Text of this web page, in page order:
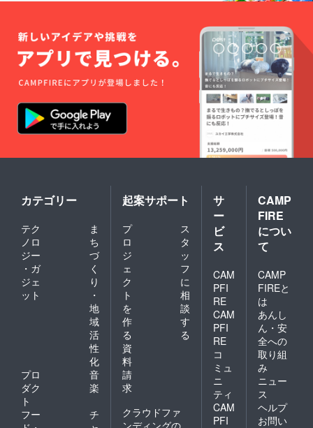
カテゴリー
テク
ノロ
ジー
・ガ
ジェ
ット
ま
ち
づ
く
り
・
地
域
活
性
化
プロ
ダク
ト
音
楽
フー
チ
起案サポート
プ
ロ
ジ
ェ
ク
ト
を
作
る
ス
タ
ッ
フ
に
相
談
す
る
資
料
請
求
クラウドファ
ンディングの
サ
ー
ビ
ス
CAM
PFI
RE
CAM
PFI
RE
コ
ミュ
ニ
ティ
CAM
PFI
CAMP
FIRE
につい
て
CAMP
FIREと
は
あんし
ん・安
全への
取り組
み
ニュー
ス
ヘルプ
お問い